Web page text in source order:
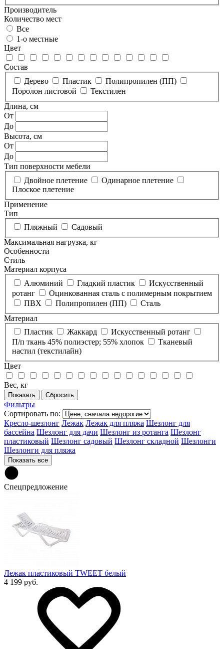
Производитель
Количество мест
Все
1-о местные
Цвет
Состав
Дерево
Пластик
Полипропилен (ПП)
Поролон листовой
Текстилен
Длина, см
От
До
Высота, см
От
До
Тип поверхности мебели
Двойное плетение
Одинарное плетение
Плоское плетение
Применение
Тип
Пляжный
Садовый
Максимальная нагрузка, кг
Особенности
Стиль
Материал корпуса
Алюминий
Гладкий пластик
Искусственный
ротанг
Оцинкованная сталь с полимерным покрытием
ПВХ
Полипропилен (ПП)
Сталь
Материал
Пластик
Жаккард
Искусственный ротанг
П/п ткань 45% полиэстер; 55% хлопок
Тканевый
настил (текстилайн)
Цвет
Вес, кг
Фильтры
Сортировать по:
Кресло-шезлонг Лежак Лежак для пляжа Шезлонг для
бассейна Шезлонг для дачи Шезлонг из ротанга Шезлонг
пластиковый Шезлонг садовый Шезлонг складной Шезлонги
Шезлонги для пляжа
Показать все
Спецпредложение
Лежак пластиковый TWEET белый
4 199 руб.